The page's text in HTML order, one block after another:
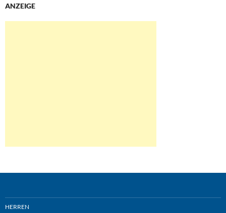
ANZEIGE
HERREN